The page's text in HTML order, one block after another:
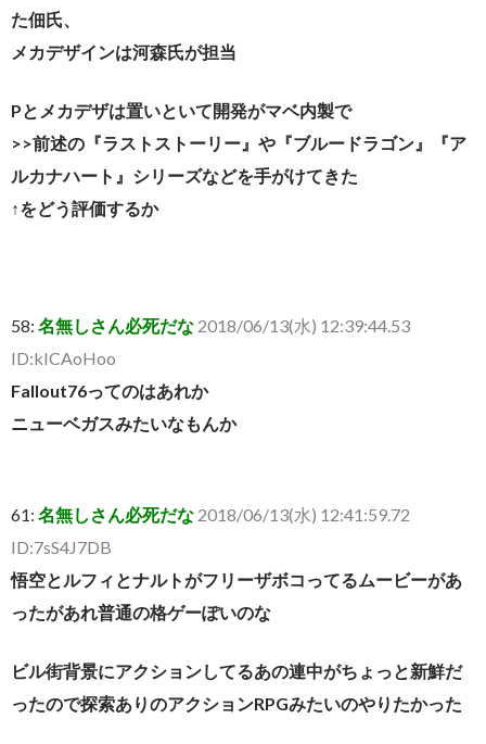
た佃氏、
メカデザインは河森氏が担当
Pとメカデザは置いといて開発がマベ内製で
>>前述の『ラストストーリー』や『ブルードラゴン』『ア
ルカナハート』シリーズなどを手がけてきた
↑をどう評価するか
58: 名無しさん必死だな 2018/06/13(水) 12:39:44.53
ID:kICAoHoo
Fallout76ってのはあれか
ニューベガスみたいなもんか
61: 名無しさん必死だな 2018/06/13(水) 12:41:59.72
ID:7sS4J7DB
悟空とルフィとナルトがフリーザボコってるムービーがあ
ったがあれ普通の格ゲーぽいのな
ビル街背景にアクションしてるあの連中がちょっと新鮮だ
ったので探索ありのアクションRPGみたいのやりたかった